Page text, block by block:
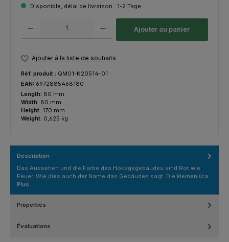
Disponible, délai de livraison : 1-2 Tage
Ajouter au panier
Ajouter à la liste de souhaits
Réf. produit : QM01-K20514-01
EAN: 6972885468180
Length: 80 mm
Width: 80 mm
Height: 170 mm
Weight: 0,625 kg
Description
Das Aussehen und die Farbe des Hokagegebäudes sind Rot wie
Feuer. Wie dies auch der Name das Gebäudes sagt. Die kleinen (ca…
Plus
Properties
Évaluations